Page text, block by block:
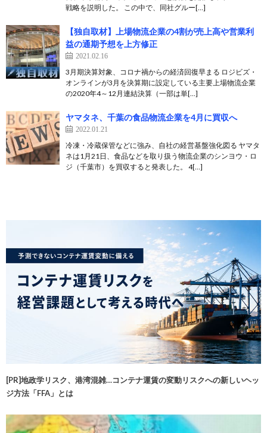
戦略を説明した。 この中で、同社グルー[…]
【独自取材】上場物流企業の4割が売上高や営業利
益の通期予想を上方修正
2021.02.16
3月期決算対象、コロナ禍からの経済回復早まる ロジビズ・
オンラインが3月を決算期に設定している主要上場物流企業
の2020年4～12月連結決算（一部は単[…]
ヤマタネ、千葉の食品物流企業を4月に買収へ
2022.01.21
冷凍・冷蔵保管などに強み、自社の経営基盤強化図る ヤマタ
ネは1月21日、食品などを取り扱う物流企業のシンヨウ・ロ
ジ（千葉市）を買収すると発表した。 4[…]
[PR]地政学リスク、港湾混雑…コンテナ運賃の変動リスクへの新しいヘッ
ジ方法「FFA」とは